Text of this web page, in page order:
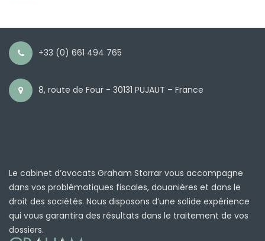
+33 (0) 661 494 765
8, route de Four - 30131 PUJAUT – France
Le cabinet d’avocats Graham Storrar vous accompagne
dans vos problématiques fiscales, douanières et dans le
droit des sociétés. Nous disposons d’une solide expérience
qui vous garantira des résultats dans le traitement de vos
dossiers.